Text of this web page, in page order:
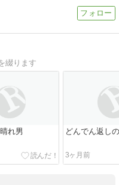
綴ります
れ男 どんでん返し
3ヶ月前